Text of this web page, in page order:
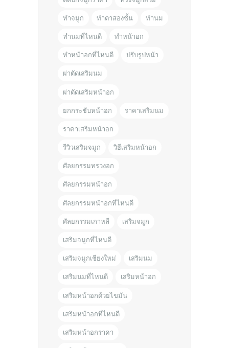
ทำจมูก ทำตาสองชั้น ทำนม
ทำนมที่ไหนดี ทำหน้าอก
ทำหน้าอกที่ไหนดี ปรับรูปหน้า
ผ่าตัดเสริมนม
ผ่าตัดเสริมหน้าอก
ยกกระชับหน้าอก ราคาเสริมนม
ราคาเสริมหน้าอก
รีวิวเสริมจมูก วิธีเสริมหน้าอก
ศัลยกรรมทรวงอก
ศัลยกรรมหน้าอก
ศัลยกรรมหน้าอกที่ไหนดี
ศัลยกรรมเกาหลี เสริมจมูก
เสริมจมูกที่ไหนดี
เสริมจมูกเชียงใหม่ เสริมนม
เสริมนมที่ไหนดี เสริมหน้าอก
เสริมหน้าอกด้วยไขมัน
เสริมหน้าอกที่ไหนดี
เสริมหน้าอกราคา